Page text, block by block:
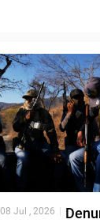
08 Jul , 2026